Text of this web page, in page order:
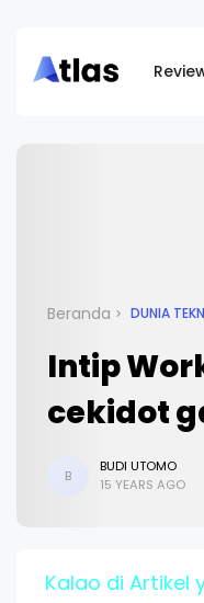
Beranda DUNIA
Intip
cekidot
B
BUDI UTOMO
15 YEARS AGO
Kalao di Artikel